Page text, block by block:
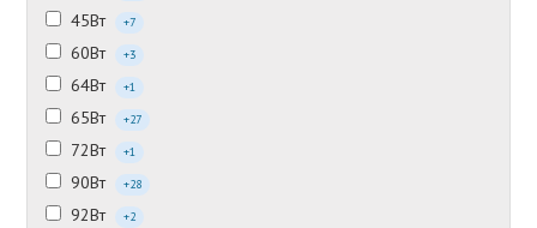
45Вт +7
60Вт +3
64Вт +1
65Вт +27
72Вт +1
90Вт +28
92Вт +2